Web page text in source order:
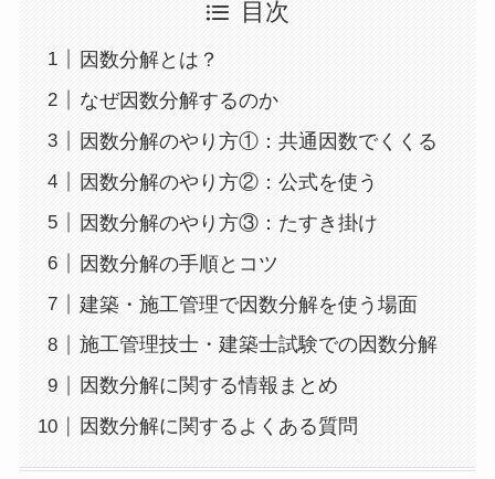
目次
因数分解とは？
なぜ因数分解するのか
因数分解のやり方①：共通因数でくくる
因数分解のやり方②：公式を使う
因数分解のやり方③：たすき掛け
因数分解の手順とコツ
建築・施工管理で因数分解を使う場面
施工管理技士・建築士試験での因数分解
因数分解に関する情報まとめ
因数分解に関するよくある質問